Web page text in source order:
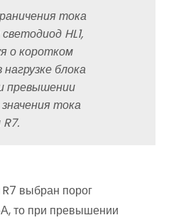
тока
HL1,
о коротком
блока
превышении
тока
выбран порог
то при превышении